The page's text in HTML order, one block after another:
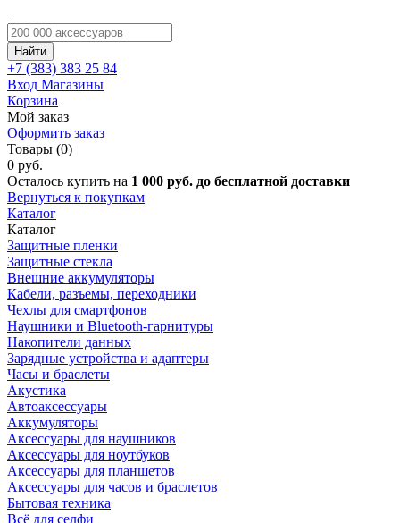
Найти
+7 (383) 383 25 84
Вход Магазины
Корзина
Мой заказ
Оформить заказ
Товары (0)
0 руб.
Осталось купить на 1 000 руб. до бесплатной доставки
Вернуться к покупкам
Каталог
Каталог
Защитные пленки
Защитные стекла
Внешние аккумуляторы
Кабели, разъемы, переходники
Чехлы для смартфонов
Наушники и Bluetooth-гарнитуры
Накопители данных
Зарядные устройства и адаптеры
Часы и браслеты
Акустика
Автоаксессуары
Аккумуляторы
Аксессуары для наушников
Аксессуары для ноутбуков
Аксессуары для планшетов
Аксессуары для часов и браслетов
Бытовая техника
Всё для селфи